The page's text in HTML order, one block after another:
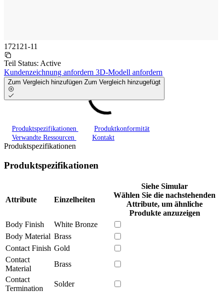
172121-11
Teil Status: Active
Kundenzeichnung anfordern 3D-Modell anfordern
Zum Vergleich hinzufügen Zum Vergleich hinzugefügt
Produktspezifikationen
Produktkonformität
Verwandte Ressourcen
Kontakt
Produktspezifikationen
Produktspezifikationen
Attribute Einzelheiten
Siehe Simular
Wählen Sie die nachstehenden
Attribute, um ähnliche
Produkte anzuzeigen
Body Finish
White Bronze
Body Material Brass
Contact Finish Gold
Contact
Material
Brass
Contact
Termination
Solder